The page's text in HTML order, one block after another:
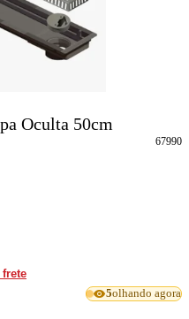
Oculta 50cm
67990
frete
visibility5olhando agora